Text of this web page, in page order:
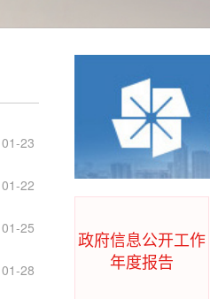
01-23
01-22
01-25
01-28
廉江市营仔镇人民政
政府信息公开工作
年度报告